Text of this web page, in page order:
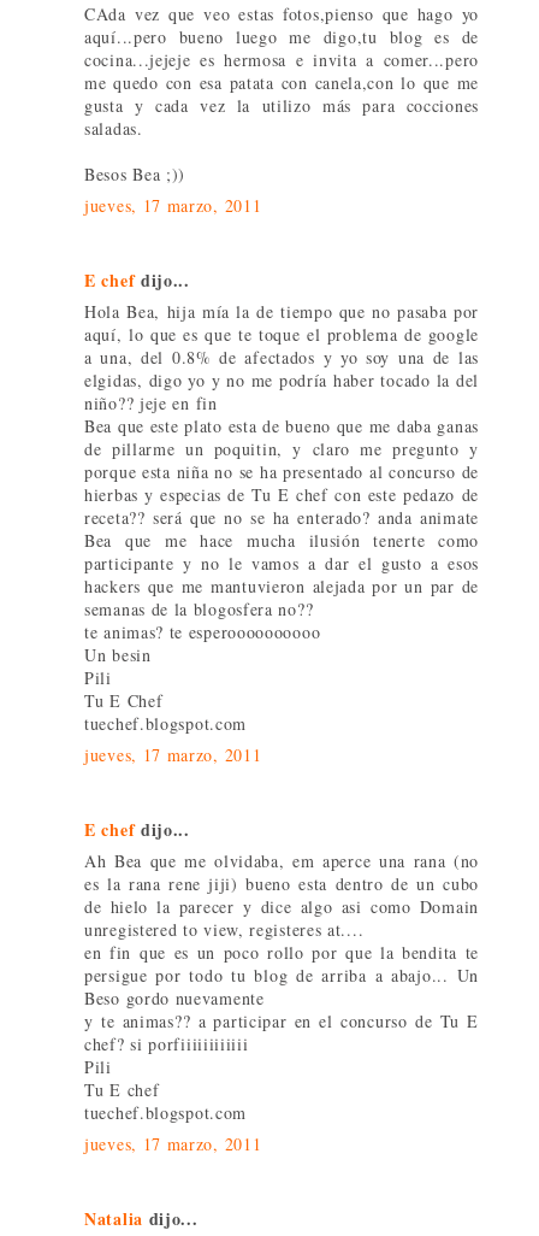
CAda vez que veo estas fotos,pienso que hago yo
aquí...pero bueno luego me digo,tu blog es de
cocina...jejeje es hermosa e invita a comer...pero
me quedo con esa patata con canela,con lo que me
gusta y cada vez la utilizo más para cocciones
saladas.
Besos Bea ;))
jueves, 17 marzo, 2011
E chefdijo...
Hola Bea, hija mía la de tiempo que no pasaba por
aquí, lo que es que te toque el problema de google
a una, del 0.8% de afectados y yo soy una de las
elgidas, digo yo y no me podría haber tocado la del
niño?? jeje en fin
Bea que este plato esta de bueno que me daba ganas
de pillarme un poquitin, y claro me pregunto y
porque esta niña no se ha presentado al concurso de
hierbas y especias de Tu E chef con este pedazo de
receta?? será que no se ha enterado? anda animate
Bea que me hace mucha ilusión tenerte como
participante y no le vamos a dar el gusto a esos
hackers que me mantuvieron alejada por un par de
semanas de la blogosfera no??
te animas? te esperoooooooooo
Un besin
Pili
Tu E Chef
tuechef.blogspot.com
jueves, 17 marzo, 2011
E chefdijo...
Ah Bea que me olvidaba, em aperce una rana (no
es la rana rene jiji) bueno esta dentro de un cubo
de hielo la parecer y dice algo asi como Domain
unregistered to view, registeres at....
en fin que es un poco rollo por que la bendita te
persigue por todo tu blog de arriba a abajo... Un
Beso gordo nuevamente
y te animas?? a participar en el concurso de Tu E
chef? si porfiiiiiiiiiiii
Pili
Tu E chef
tuechef.blogspot.com
jueves, 17 marzo, 2011
Natalia dijo...